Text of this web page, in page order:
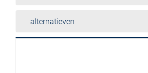
alternatieven